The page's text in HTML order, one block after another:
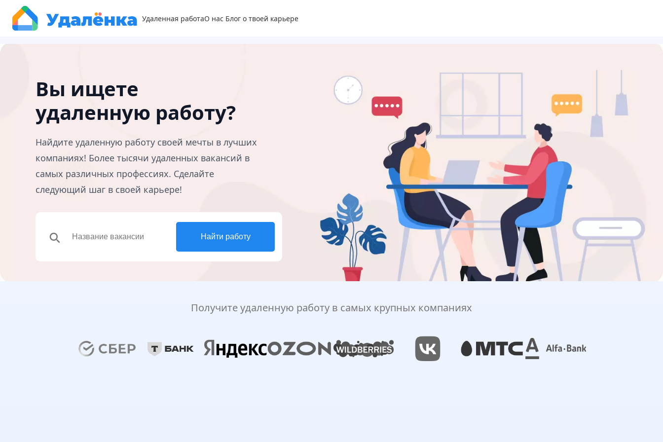
Удаленная работаО нас Блог о твоей карьере
Вы ищете
удаленную работу?
Найдите удаленную работу своей мечты в лучших
компаниях! Более тысячи удаленных вакансий в
самых различных профессиях. Сделайте
следующий шаг в своей карьере!
search Найти работу
Получите удаленную работу в самых крупных компаниях